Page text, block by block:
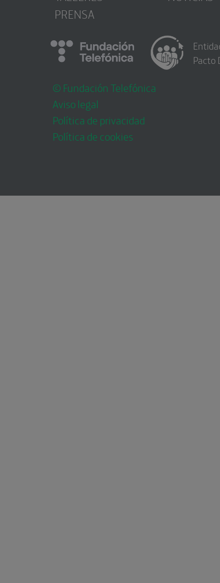
PRENSA
© Fundación Telefónica
Aviso legal
Política de privacidad
Política de cookies
Pacto